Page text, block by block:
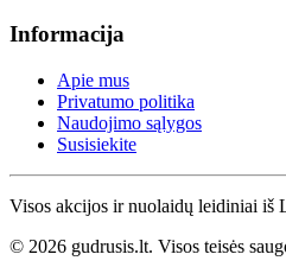
Informacija
Apie mus
Privatumo politika
Naudojimo sąlygos
Susisiekite
Visos akcijos ir nuolaidų leidiniai iš
© 2026 gudrusis.lt. Visos teisės